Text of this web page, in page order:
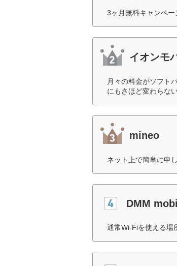
3ヶ月無料キャンペー
イオンモ
月々の料金がソフト
にもさほど変わらな
mineo
ネット上で簡単に申
DMM
通常Wi-Fiを使える場